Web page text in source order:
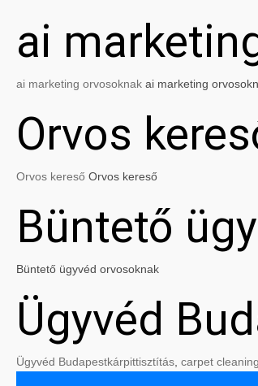
ai
ai marketing orvosoknak ai marketing
Orvos
Orvos kereső Orvos kereső
Büntető
Büntető ügyvéd orvosoknak
Ügyvéd
Ügyvéd Budapestkárpittisztítás carpet cleaning